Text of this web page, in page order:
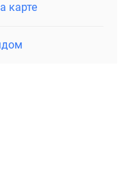
карте